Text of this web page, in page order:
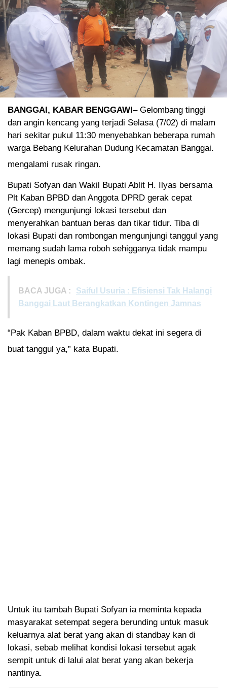
BANGGAI, KABAR BENGGAWI– Gelombang tinggi
dan angin kencang yang terjadi Selasa (7/02) di malam
hari sekitar pukul 11:30 menyebabkan beberapa rumah
warga Bebang Kelurahan Dudung Kecamatan Banggai.
mengalami rusak ringan.
Bupati Sofyan dan Wakil Bupati Ablit H. Ilyas bersama
Plt Kaban BPBD dan Anggota DPRD gerak cepat
(Gercep) mengunjungi lokasi tersebut dan
menyerahkan bantuan beras dan tikar tidur. Tiba di
lokasi Bupati dan rombongan mengunjungi tanggul yang
memang sudah lama roboh sehigganya tidak mampu
lagi menepis ombak.
BACA JUGA :
Saiful Usuria : Efisiensi Tak Halangi
Banggai Laut Berangkatkan Kontingen Jamnas
“Pak Kaban BPBD, dalam waktu dekat ini segera di
buat tanggul ya,” kata Bupati.
Untuk itu tambah Bupati Sofyan ia meminta kepada
masyarakat setempat segera berunding untuk masuk
keluarnya alat berat yang akan di standbay kan di
lokasi, sebab melihat kondisi lokasi tersebut agak
sempit untuk di lalui alat berat yang akan bekerja
nantinya.